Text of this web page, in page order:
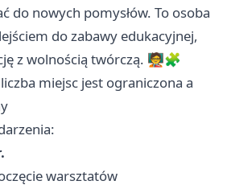
do nowych pomysłów. To osoba
do zabawy edukacyjnej,
z wolnością twórczą. 🧑‍🏫🧩
miejsc jest ograniczona a
warsztatów